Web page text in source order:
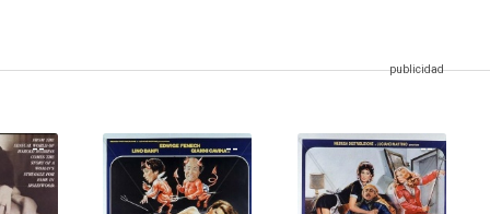
-- -- --